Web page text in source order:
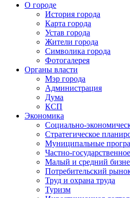
О городе
История города
Карта города
Устав города
Жители города
Символика города
Фотогалерея
Органы власти
Мэр города
Администрация
Дума
КСП
Экономика
Социально-
Стратегическое
Муниципальные
Частно-
Малый и средний
Потребительский
Труд и охрана труда
Туризм